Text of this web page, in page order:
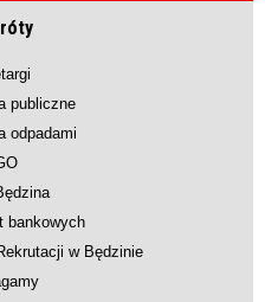
publiczne
odpadami
bankowych
w Będzinie